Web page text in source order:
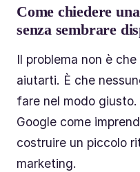
Come chiedere
senza sembrare
Il problema non è
aiutarti. È che
fare nel modo
Google come
costruire un piccolo
marketing.